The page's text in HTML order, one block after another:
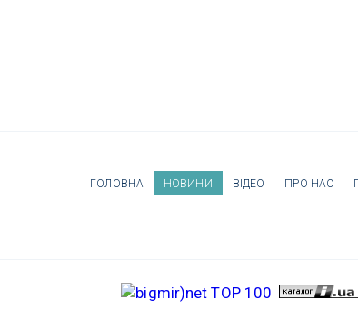
ГОЛОВНА НОВИНИ ВІДЕО ПРО НАС